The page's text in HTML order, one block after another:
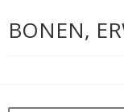
BONEN,